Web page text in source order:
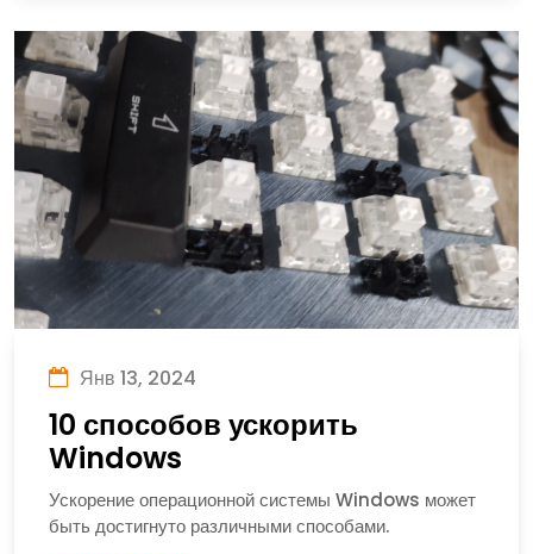
Янв 13, 2024
10 способов ускорить
Windows
Ускорение операционной системы Windows может
быть достигнуто различными способами.